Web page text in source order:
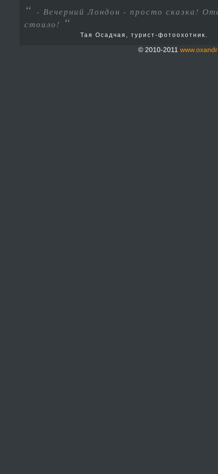
“ - Вечерний Лондон - просто сказка!
стоило! “
Тая Осадчая, турист-фотоохотник.
© 2010-2011